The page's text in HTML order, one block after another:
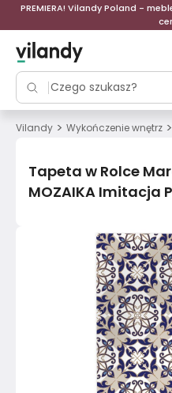
PREMIERA! Vilandy Poland -
Vilandy > Wykończenie wnętrz >
Tapeta w Rolce
MOZAIKA Imitacja